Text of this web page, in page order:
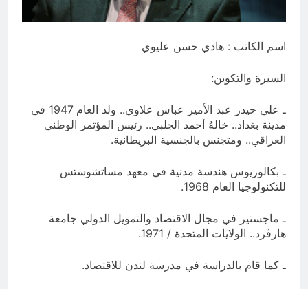
بالعراق (جر الشيعة..لحرب مع سوريا
الجولاني) و(قصف السعودية) و(استهداف
ماذا لو..تحليل حالة البنية الأسلامية
اسم الكاتب : هادي حسن عليوي
السيرة والتكوين:
ـ علي حيدر عبد الأمير عباس علاوي.. ولد العام 1947 في
مدينة بغداد.. خالهُ أحمد الجلبي.. رئيس المؤتمر الوطني
العراقي.. ومتجنس بالجنسية البريطانية.
ـ بكالوريوس هندسة مدنية في معهد مساتشوستس
للتكنولوجيا العام 1968.
ـ ماجستير في مجال الاقتصاد والتمويل الدولي جامعة
هارڤرد.. الولايات المتحدة / 1971.
ـ كما قام بالدراسة في مدرسة لندن للاقتصاد.